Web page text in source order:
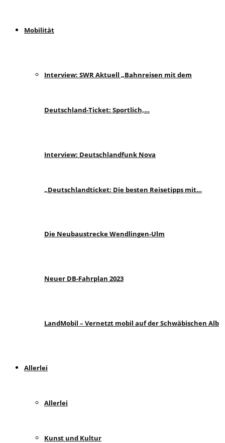
Mobilität
Interview: SWR Aktuell „Bahnreisen mit dem
Deutschland-Ticket: Sportlich,…
Interview: Deutschlandfunk Nova
„Deutschlandticket: Die besten Reisetipps mit…
Die Neubaustrecke Wendlingen-Ulm
Neuer DB-Fahrplan 2023
LandMobil – Vernetzt mobil auf der Schwäbischen Alb
Allerlei
Allerlei
Kunst und Kultur